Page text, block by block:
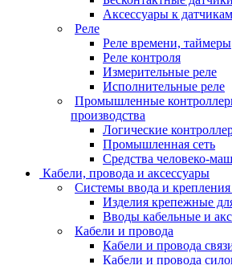
Аксессуары к датчикам
Реле
Реле времени, таймеры
Реле контроля
Измерительные реле
Исполнительные реле
Промышленные
производства
Логические
Промышленная сеть
Средства человеко-
Кабели, провода и аксессуары
Системы ввода и крепления
Изделия крепежные
Вводы кабельные и
Кабели и провода
Кабели и провода
Кабели и провода